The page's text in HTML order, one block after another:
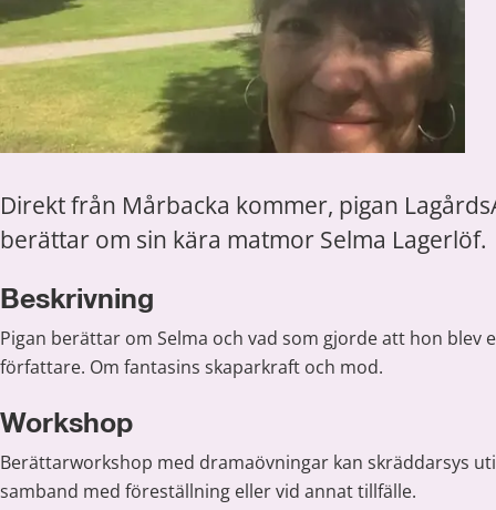
Direkt från Mårbacka kommer, pigan
berättar om sin kära matmor Selma Lagerlöf.
Beskrivning
Pigan berättar om Selma och vad som gjorde att hon blev
författare. Om fantasins skaparkraft och mod.
Workshop
Berättarworkshop med dramaövningar kan skräddarsys
samband med föreställning eller vid annat tillfälle.